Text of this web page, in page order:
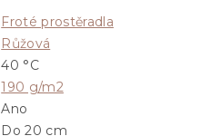
Froté prostěradla
Růžová
40 °C
190 g/m2
Ano
Do 20 cm